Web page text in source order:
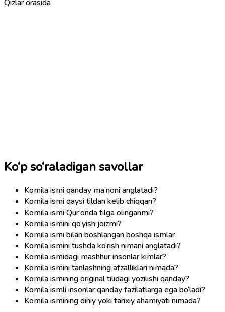
Qizlar orasida
Ko‘p so‘raladigan savollar
Komila ismi qanday ma’noni anglatadi?
Komila ismi qaysi tildan kelib chiqqan?
Komila ismi Qur’onda tilga olinganmi?
Komila ismini qo‘yish joizmi?
Komila ismi bilan boshlangan boshqa ismlar
Komila ismini tushda ko‘rish nimani anglatadi?
Komila ismidagi mashhur insonlar kimlar?
Komila ismini tanlashning afzalliklari nimada?
Komila ismining original tilidagi yozilishi qanday?
Komila ismli insonlar qanday fazilatlarga ega bo‘ladi?
Komila ismining diniy yoki tarixiy ahamiyati nimada?